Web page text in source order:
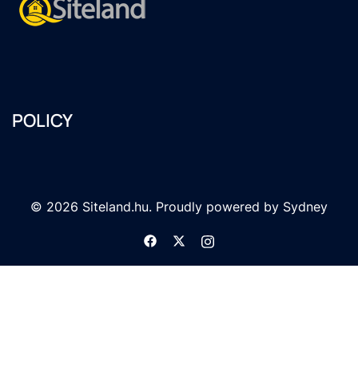
POLICY
© 2026 Siteland.hu. Proudly powered by Sydney